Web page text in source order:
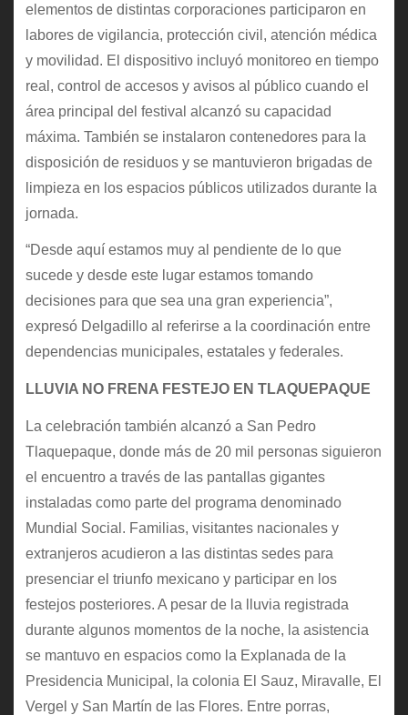
elementos de distintas corporaciones participaron en
labores de vigilancia, protección civil, atención médica
y movilidad. El dispositivo incluyó monitoreo en tiempo
real, control de accesos y avisos al público cuando el
área principal del festival alcanzó su capacidad
máxima. También se instalaron contenedores para la
disposición de residuos y se mantuvieron brigadas de
limpieza en los espacios públicos utilizados durante la
jornada.
“Desde aquí estamos muy al pendiente de lo que
sucede y desde este lugar estamos tomando
decisiones para que sea una gran experiencia”,
expresó Delgadillo al referirse a la coordinación entre
dependencias municipales, estatales y federales.
LLUVIA NO FRENA FESTEJO EN TLAQUEPAQUE
La celebración también alcanzó a San Pedro
Tlaquepaque, donde más de 20 mil personas siguieron
el encuentro a través de las pantallas gigantes
instaladas como parte del programa denominado
Mundial Social. Familias, visitantes nacionales y
extranjeros acudieron a las distintas sedes para
presenciar el triunfo mexicano y participar en los
festejos posteriores. A pesar de la lluvia registrada
durante algunos momentos de la noche, la asistencia
se mantuvo en espacios como la Explanada de la
Presidencia Municipal, la colonia El Sauz, Miravalle, El
Vergel y San Martín de las Flores. Entre porras,